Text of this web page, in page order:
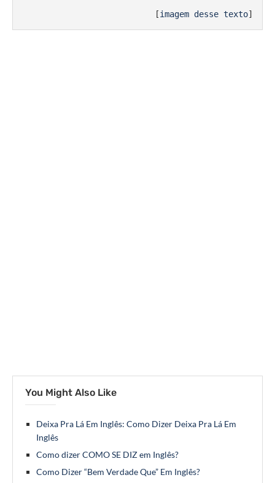
[imagem desse texto]
You Might Also Like
Deixa Pra Lá Em Inglês: Como Dizer Deixa Pra Lá Em
Inglês
Como dizer COMO SE DIZ em Inglês?
Como Dizer “Bem Verdade Que” Em Inglês?